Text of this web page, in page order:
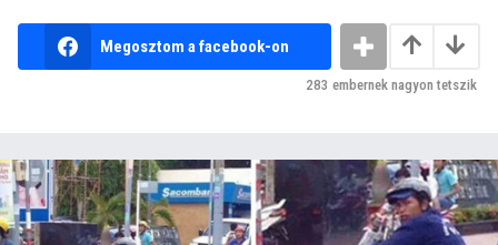
Megosztom a facebook-on
283 embernek nagyon tetszik